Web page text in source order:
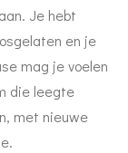
Je hebt
en je
mag je voelen
die leegte
met nieuwe